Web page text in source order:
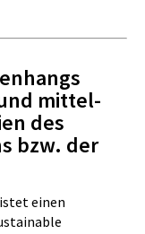
mit
25 Jahren. Die
durchgeführt
nach Typ. Dies
in eine
mittel-
des
bzw. der
einen